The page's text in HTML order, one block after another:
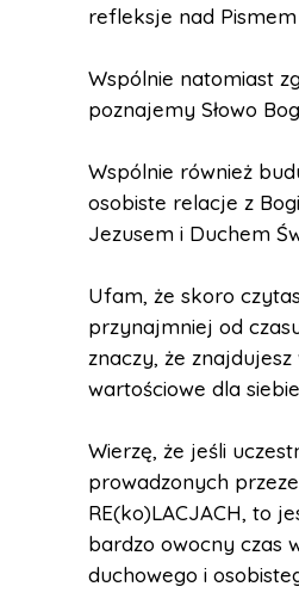
refleksje nad
Wspólnie natomiast
poznajemy Słowo
Wspólnie również
osobiste relacje z
Jezusem i Duchem
Ufam, że skoro
przynajmniej od
znaczy, że znajdujesz
wartościowe dla
Wierzę, że jeśli
prowadzonych
RE(ko)LACJACH, to
bardzo owocny czas
duchowego i